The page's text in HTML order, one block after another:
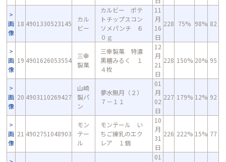
画
像
18 4901330523145
カル
ビー
カルビー ポテ
トチップスコン
ソメパンチ ６
０ｇ
11
月
16
日
228 75% 98% 82
画
像
19 4901626053554
三幸
製菓
三幸製菓 特濃
黒糖みるく １
４枚
12
月
21
日
228 150% 20% 95
画
像
20 4903110269427
山崎
製パ
ン
夢水無月（２）
７－１１
01
月
02
日
227 179% 12% 92
画
像
21 4902751048903
モン
テー
ル
モンテール い
ちご練乳のエク
レア １個
10
月
31
日
226 222% 15% 77
01